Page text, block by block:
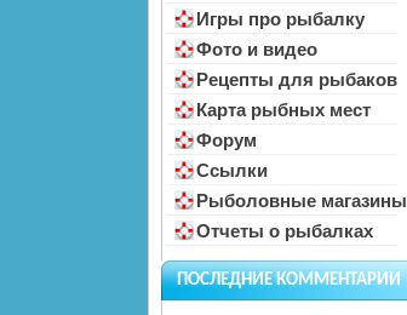
Игры про рыбалку
Фото и видео
Рецепты для рыбаков
Карта рыбных мест
Форум
Ссылки
Рыболовные магазины
Отчеты о рыбалках
ПОСЛЕДНИЕ КОММЕНТАРИИ